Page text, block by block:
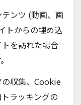
ンツ (動画、画
トからの埋め込
を訪れた場合
の収集、Cookie
ラッキングの